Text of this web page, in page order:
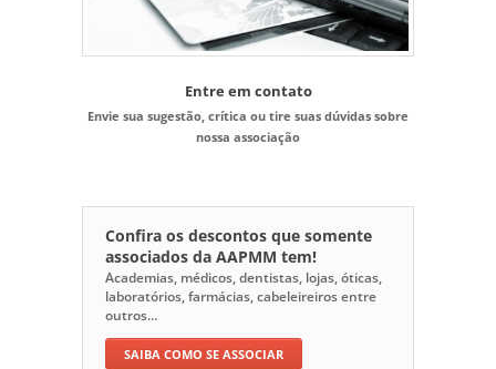
Entre em contato
Envie sua sugestão, crítica ou tire suas dúvidas sobre
nossa associação
Confira os descontos que somente
associados da AAPMM tem!
Academias, médicos, dentistas, lojas, óticas,
laboratórios, farmácias, cabeleireiros entre
outros...
SAIBA COMO SE ASSOCIAR